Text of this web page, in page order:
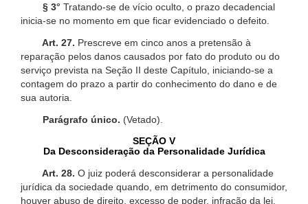
§ 3° Tratando-se de vício oculto, o prazo decadencial
inicia-se no momento em que ficar evidenciado o defeito.
Art. 27. Prescreve em cinco anos a pretensão à
reparação pelos danos causados por fato do produto ou do
serviço prevista na Seção II deste Capítulo, iniciando-se a
contagem do prazo a partir do conhecimento do dano e de
sua autoria.
Parágrafo único. (Vetado).
SEÇÃO V
Da Desconsideração da Personalidade Jurídica
Art. 28. O juiz poderá desconsiderar a personalidade
jurídica da sociedade quando, em detrimento do consumidor,
houver abuso de direito, excesso de poder, infração da lei,